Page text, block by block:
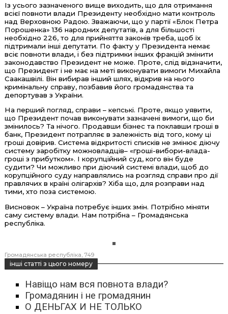
Із усього зазначеного вище виходить, що для отримання
всієї повноти влади Президенту необхідно мати контроль
над Верховною Радою. Зважаючи, що у партії «Блок Петра
Порошенка» 136 народних депутатів, а для більшості
необхідно 226, то для прийняття законів треба, щоб їх
підтримали інші депутати. По факту у Президента немає
всіє повноти влади, і без підтримки інших фракцій змінити
законодавство Президент не може. Проте, слід відзначити,
що Президент і не має на меті виконувати вимоги Михайла
Саакашвілі. Він вибирав інший шлях, відкрив на нього
кримінальну справу, позбавив його громадянства та
депортував з України.
На перший погляд, справи – кепські. Проте, якщо уявити,
що Президент почав виконувати зазначені вимоги, що би
змінилось? Та нічого. Продавши бізнес та поклавши гроші в
банк, Президент потрапляє в залежність від того, кому ці
гроші довірив. Система відкритості списків не змінює діючу
систему заробітку можновладців– «гроші-вибори-влада-
гроші з прибутком». І корупційний суд, кого він буде
судити? Чи можливо при діючий системі влади, щоб до
корупційного суду направлялись на розгляд справи про дії
правлячих в країні олігархів? Хіба що, для розправи над
тими, хто поза системою.
Висновок – Україна потребує інших змін. Потрібно міняти
саму систему влади. Нам потрібна – Громадянська
республіка.
Громадянська республіка 749
інші статті з цього номеру
Навіщо нам вся повнота влади?
Громадянин і не громадянин
О ДЕНЬГАХ И НЕ ТОЛЬКО